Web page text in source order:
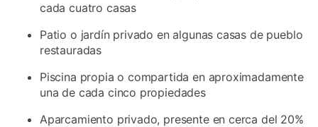
cada cuatro casas
Patio o jardín privado en algunas casas de pueblo
restauradas
Piscina propia o compartida en aproximadamente
una de cada cinco propiedades
Aparcamiento privado, presente en cerca del 20%